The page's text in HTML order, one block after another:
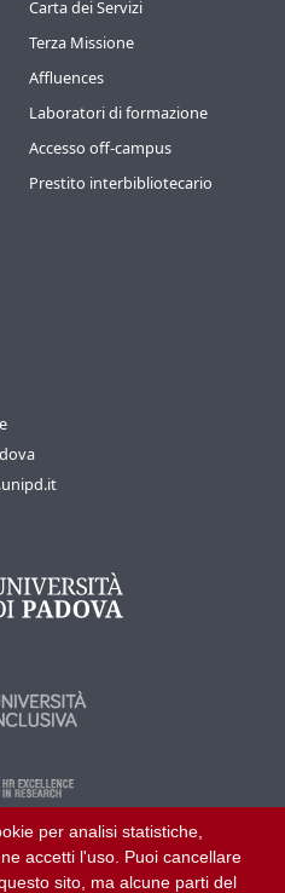
Carta dei Servizi
Terza Missione
Affluences
Laboratori di formazione
Accesso off-campus
Prestito interbibliotecario
– Tutti i diritti riservati
per analisi statistiche,
accetti l'uso. Puoi cancellare
sito, ma alcune parti del